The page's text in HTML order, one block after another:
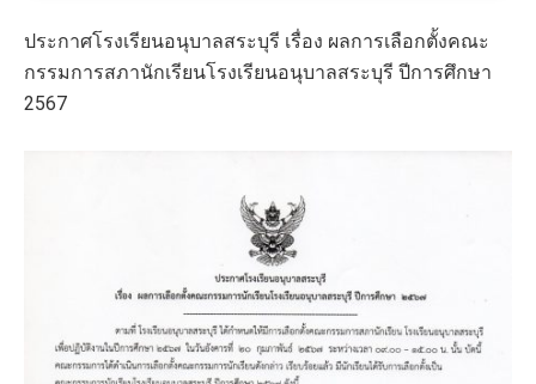
ประกาศโรงเรียนอนุบาลสระบุรี เรื่อง ผลการเลือกตั้งคณะ
กรรมการสภานักเรียนโรงเรียนอนุบาลสระบุรี ปีการศึกษา
2567